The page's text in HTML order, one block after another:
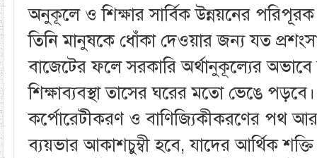
অনুকূলে ও শিক্ষার সার্বিক উন্নয়নের
তিনি মানুষকে ধোঁকা দেওয়ার জন্য যত
বাজেটের ফলে সরকারি অর্থানুকূল্যের
শিক্ষাব্যবস্থা তাসের ঘরের মতো ভেঙে
কর্পোরেটীকরণ ও বাণিজ্যিকীকরণের পথ
ব্যয়ভার আকাশচুম্বী হবে, যাদের আর্থিক